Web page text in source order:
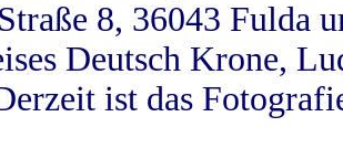
8, 36043 Fulda
Deutsch Krone,
ist das